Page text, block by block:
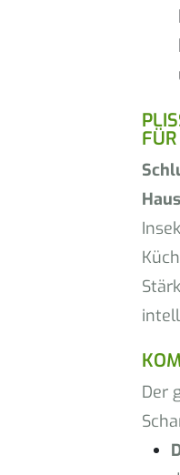
Der